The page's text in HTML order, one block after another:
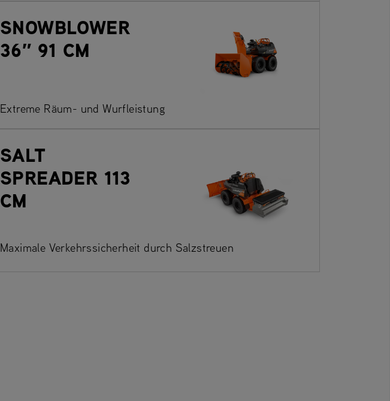
SNOWBLOWER
36″ 91 CM
Extreme Räum- und Wurfleistung
SALT
SPREADER 113
CM
Maximale Verkehrssicherheit durch Salzstreuen